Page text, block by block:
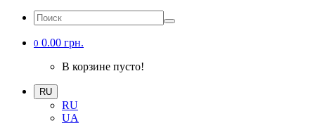
0 0.00 грн.
В корзине пусто!
RU
RU
UA